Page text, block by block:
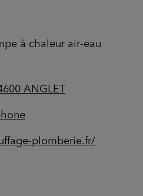
à chaleur air-eau
ANGLET
plomberie.fr/